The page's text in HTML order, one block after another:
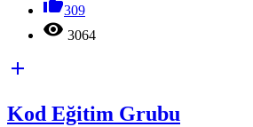
309
 3064

Kod Eğitim Grubu